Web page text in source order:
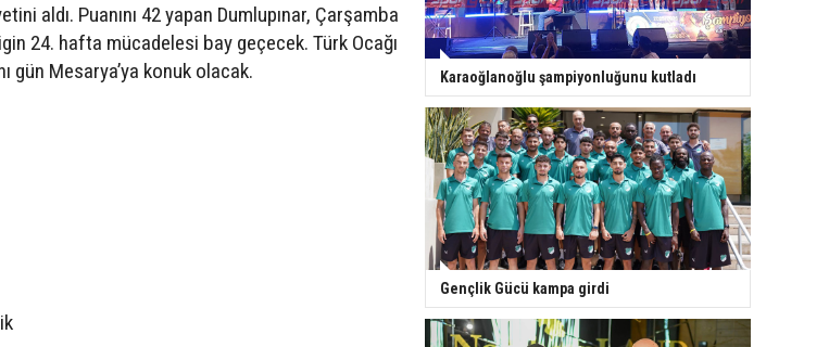
aldı. Puanını 42 yapan Dumlupınar, Çarşamba
24. hafta mücadelesi bay geçecek. Türk Ocağı
gün Mesarya’ya konuk olacak.
Karaoğlanoğlu şampiyonluğunu kutladı
Gençlik Gücü kampa girdi